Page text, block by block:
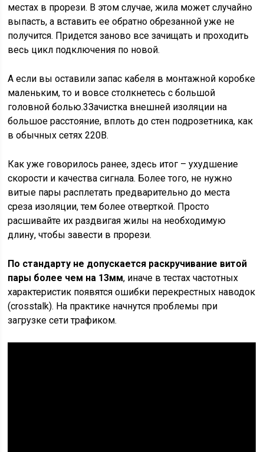
местах в прорези. В этом случае, жила может случайно
выпасть, а вставить ее обратно обрезанной уже не
получится. Придется заново все зачищать и проходить
весь цикл подключения по новой.
А если вы оставили запас кабеля в монтажной коробке
маленьким, то и вовсе столкнетесь с большой
головной болью.3Зачистка внешней изоляции на
большое расстояние, вплоть до стен подрозетника, как
в обычных сетях 220В.
Как уже говорилось ранее, здесь итог – ухудшение
скорости и качества сигнала. Более того, не нужно
витые пары расплетать предварительно до места
среза изоляции, тем более отверткой. Просто
расшивайте их раздвигая жилы на необходимую
длину, чтобы завести в прорези.
По стандарту не допускается раскручивание витой
пары более чем на 13мм, иначе в тестах частотных
характеристик появятся ошибки перекрестных наводок
(crosstalk). На практике начнутся проблемы при
загрузке сети трафиком.